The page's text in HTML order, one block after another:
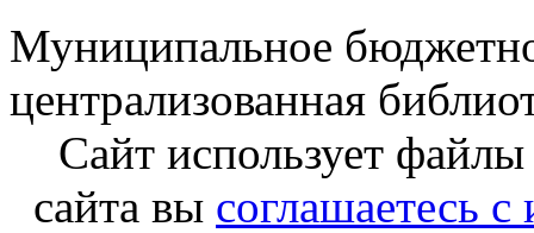
Муниципальное
централизованная
Сайт использует
сайта вы соглашаетесь